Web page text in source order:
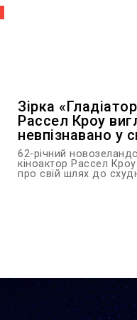
Зірка
Рассел Кроу
невпізнавано у
62-річний
кіноактор Рассел
про свій шлях до